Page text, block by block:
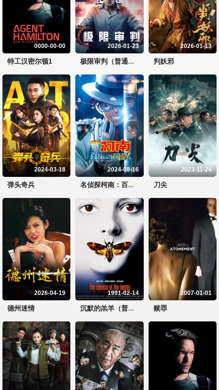
0000-00-00
特工汉密尔顿1
2026-01-23
极限审判（普通话）
2026-01-13
判妖邪
2024-03-18
弹头奇兵
2024-08-16
名侦探柯南：百万美元的五棱星（普通话）
2023-11-24
刀尖
2026-04-19
德州迷情
1991-02-14
沉默的羔羊（普通话）
2007-01-01
赎罪